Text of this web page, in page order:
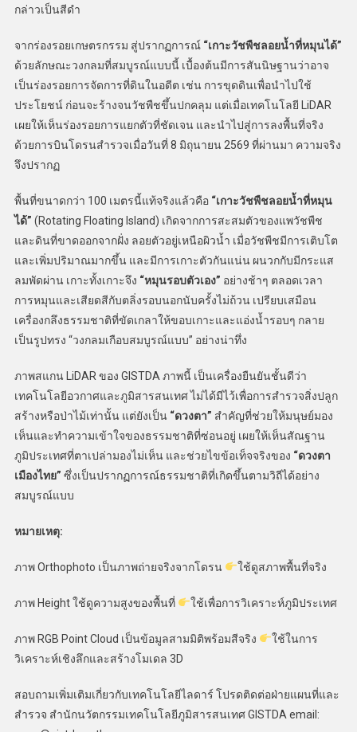
กล่าวเป็นสีดำ
จากร่องรอยเกษตรกรรม สู่ปรากฏการณ์ “เกาะวัชพืชลอยน้ำที่หมุนได้”
ด้วยลักษณะวงกลมที่สมบูรณ์แบบนี้ เบื้องต้นมีการสันนิษฐานว่าอาจ
เป็นร่องรอยการจัดการที่ดินในอดีต เช่น การขุดดินเพื่อนำไปใช้
ประโยชน์ ก่อนจะร้างจนวัชพืชขึ้นปกคลุม แต่เมื่อเทคโนโลยี LiDAR
เผยให้เห็นร่องรอยการแยกตัวที่ชัดเจน และนำไปสู่การลงพื้นที่จริง
ด้วยการบินโดรนสำรวจเมื่อวันที่ 8 มิถุนายน 2569 ที่ผ่านมา ความจริง
จึงปรากฏ
พื้นที่ขนาดกว่า 100 เมตรนี้แท้จริงแล้วคือ “เกาะวัชพืชลอยน้ำที่หมุน
ได้” (Rotating Floating Island) เกิดจากการสะสมตัวของแพวัชพืช
และดินที่ขาดออกจากฝั่ง ลอยตัวอยู่เหนือผิวน้ำ เมื่อวัชพืชมีการเติบโต
และเพิ่มปริมาณมากขึ้น และมีการเกาะตัวกันแน่น ผนวกกับมีกระแส
ลมพัดผ่าน เกาะทั้งเกาะจึง “หมุนรอบตัวเอง” อย่างช้าๆ ตลอดเวลา
การหมุนและเสียดสีกับตลิ่งรอบนอกนับครั้งไม่ถ้วน เปรียบเสมือน
เครื่องกลึงธรรมชาติที่ขัดเกลาให้ขอบเกาะและแอ่งน้ำรอบๆ กลาย
เป็นรูปทรง “วงกลมเกือบสมบูรณ์แบบ” อย่างน่าทึ่ง
ภาพสแกน LiDAR ของ GISTDA ภาพนี้ เป็นเครื่องยืนยันชั้นดีว่า
เทคโนโลยีอวกาศและภูมิสารสนเทศ ไม่ได้มีไว้เพื่อการสำรวจสิ่งปลูก
สร้างหรือป่าไม้เท่านั้น แต่ยังเป็น “ดวงตา” สำคัญที่ช่วยให้มนุษย์มอง
เห็นและทำความเข้าใจของธรรมชาติที่ซ่อนอยู่ เผยให้เห็นสัณฐาน
ภูมิประเทศที่ตาเปล่ามองไม่เห็น และช่วยไขข้อเท็จจริงของ “ดวงตา
เมืองไทย” ซึ่งเป็นปรากฏการณ์ธรรมชาติที่เกิดขึ้นตามวิถีได้อย่าง
สมบูรณ์แบบ
หมายเหตุ:
ภาพ Orthophoto เป็นภาพถ่ายจริงจากโดรน ใช้ดูสภาพพื้นที่จริง
ภาพ Height ใช้ดูความสูงของพื้นที่ ใช้เพื่อการวิเคราะห์ภูมิประเทศ
ภาพ RGB Point Cloud เป็นข้อมูลสามมิติพร้อมสีจริง
ใช้ในการ
วิเคราะห์เชิงลึกและสร้างโมเดล 3D
สอบถามเพิ่มเติมเกี่ยวกับเทคโนโลยีไลดาร์ โปรดติดต่อฝ่ายแผนที่และ
สำรวจ สำนักนวัตกรรมเทคโนโลยีภูมิสารสนเทศ GISTDA email: